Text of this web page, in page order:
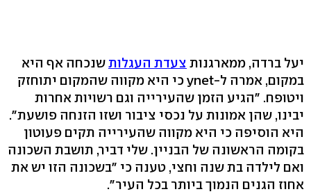
יעל ברדה, ממארגנות צעדת העגלותשנכחה אף היא
במקום, אמרה ל-ynet כי היא מקווה שהמקום יתוחזק
ויטופח. "הגיע הזמן שהעירייה וגם רשויות אחרות
יבינו, שהן אמונות על נכסי ציבור ושזו הזנחה פושעת".
היא הוסיפה כי היא מקווה שהעירייה תקים פעוטון
בקומה הראשונה של הבניין. שלי דביר, תושבת השכונה
ואם לילדה בת שנה וחצי, טענה כי "בשכונה הזו יש את
אחוז הגנים הנמוך ביותר בכל העיר".